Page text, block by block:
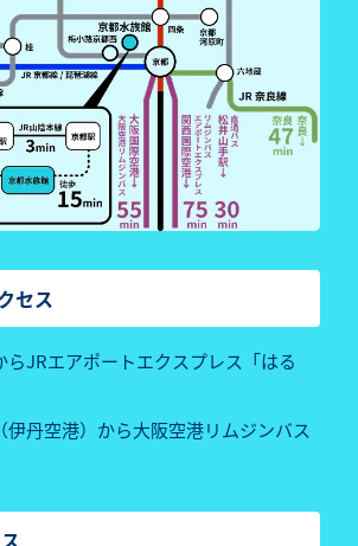
セス
らJRエアポートエクスプレス「はる
伊丹空港）から大阪空港リムジンバス